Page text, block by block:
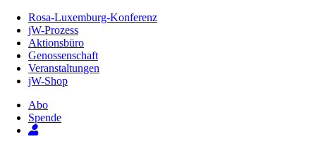
Inhalt
Seite
Rosa-Luxemburg-Konferenz
jW-Prozess
Aktionsbüro
Genossenschaft
Veranstaltungen
jW-Shop
Abo
Spende